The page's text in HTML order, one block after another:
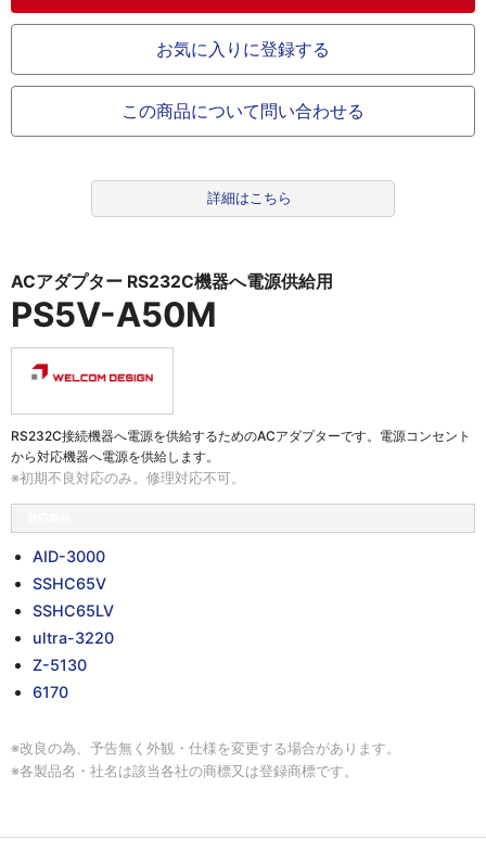
お気に入りに登録する
この商品について問い合わせる
詳細はこちら
ACアダプター RS232C機器へ電源供給用
PS5V-A50M
RS232C接続機器へ電源を供給するためのACアダプターです。電源コンセント
から対応機器へ電源を供給します。
※初期不良対応のみ。修理対応不可。
AID-3000
SSHC65V
SSHC65LV
ultra-3220
Z-5130
6170
※改良の為、予告無く外観・仕様を変更する場合があります。
※各製品名・社名は該当各社の商標又は登録商標です。